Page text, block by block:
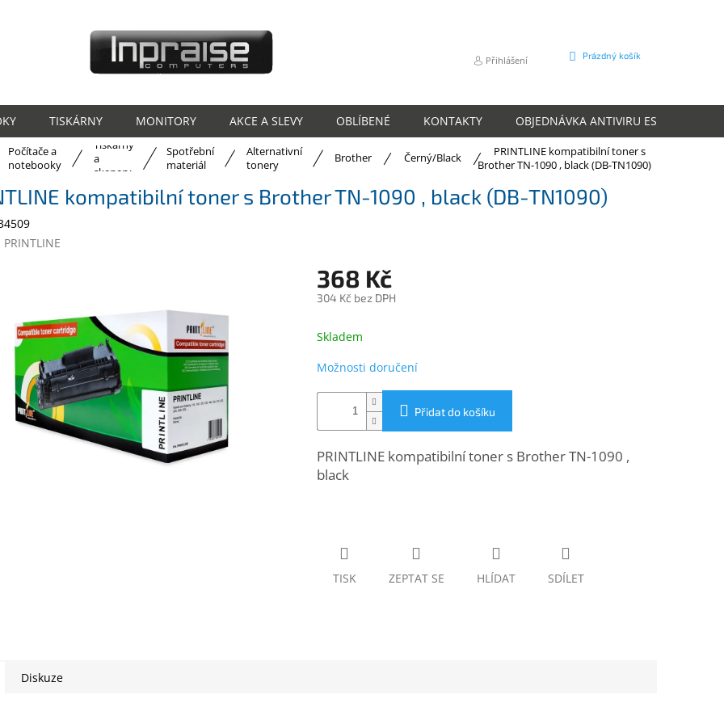
Přihlášení
NÁKUPNÍ
Prázdný košík
TISKÁRNY MONITORY AKCE A SLEVY OBLÍBENÉ KONTAKTY OBJEDNÁVKA ANTIVIRU ESET
Počítače a
notebooky
Tiskárny
a
skenery
Spotřební
materiál
Alternativní
tonery
Brother Černý/Black
PRINTLINE kompatibilní toner s
Brother TN-1090 , black (DB-TN1090)
kompatibilní toner s Brother TN-1090 , black (DB-TN1090)
PRINTLINE
368 Kč
304 Kč bez DPH
cena:
Skladem
Možnosti doručení
Přidat do košíku
PRINTLINE kompatibilní toner s Brother TN-1090 ,
black
TISK ZEPTAT SE HLÍDAT SDÍLET
Diskuze